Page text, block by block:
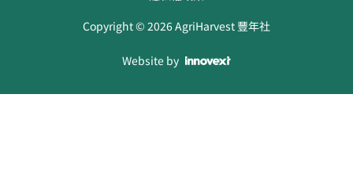
Copyright ©2026AgriHarvest 豐年社
Website by